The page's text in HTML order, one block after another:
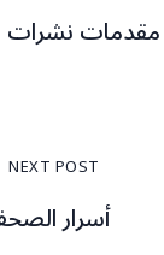
مقدمات نشرات
NEXT POST
أسرار